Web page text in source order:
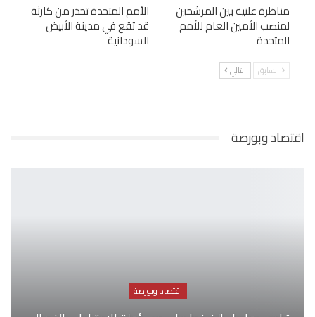
مناظرة علنية بين المرشحين
لمنصب الأمين العام للأمم
المتحدة
الأمم المتحدة تحذر من كارثة
قد تقع في مدينة الأبيض
السودانية
السابق التالي
اقتصاد وبورصة
اقتصاد وبورصة